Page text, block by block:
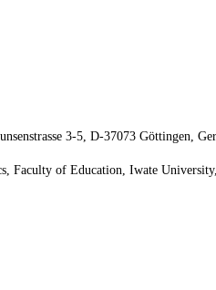
3-5, D-37073 Göttingen,
Faculty of Education, Iwate